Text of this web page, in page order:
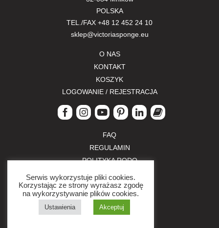
POLSKA
TEL./FAX +48 12 452 24 10
sklep@victoriasponge.eu
FAQ
REGULAMIN
POLITYKA RODO
POLITYKA PRYWATNOŚCI
ZWROTY I REKLAMACJE
FORMY PŁATNOŚCI
O NAS
KONTAKT
KOSZYK
LOGOWANIE / REJESTRACJA
Serwis wykorzystuje pliki cookies.
Korzystając ze strony wyrażasz zgodę
na wykorzystywanie plików cookies.
Ustawienia Akceptuj